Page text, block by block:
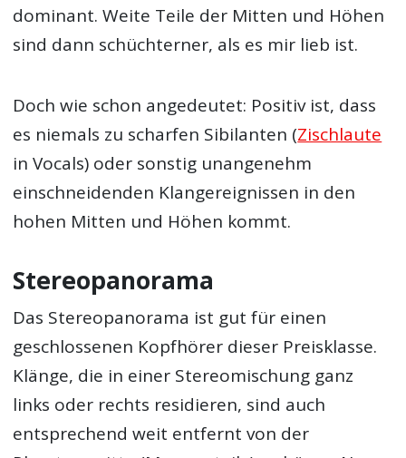
dominant. Weite Teile der Mitten und Höhen
sind dann schüchterner, als es mir lieb ist.
Doch wie schon angedeutet: Positiv ist, dass
es niemals zu scharfen Sibilanten (Zischlaute
in Vocals) oder sonstig unangenehm
einschneidenden Klangereignissen in den
hohen Mitten und Höhen kommt.
Stereopanorama
Das Stereopanorama ist gut für einen
geschlossenen Kopfhörer dieser Preisklasse.
Klänge, die in einer Stereomischung ganz
links oder rechts residieren, sind auch
entsprechend weit entfernt von der